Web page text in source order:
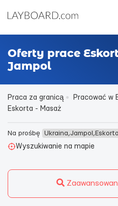
Oferty prace
Jampol
Praca za granicą Pracować w
Eskorta - Masaż
Na prośbę
Wyszukiwanie na mapie